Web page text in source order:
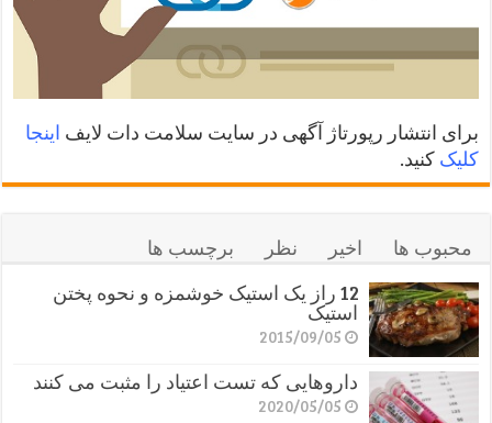
برای انتشار رپورتاژ آگهی در سایت سلامت دات لایف اینجا
کلیک کنید.
محبوب ها اخیر نظر
برچسب ها
12 راز یک استیک خوشمزه و نحوه پختن
استیک
2015/09/05
داروهایی که تست اعتیاد را مثبت می کنند
2020/05/05